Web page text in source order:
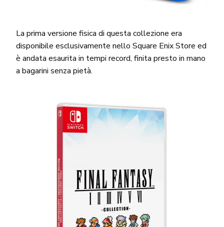
La prima versione fisica di questa collezione era
disponibile esclusivamente nello Square Enix Store ed
è andata esaurita in tempi record, finita presto in mano
a bagarini senza pietà.